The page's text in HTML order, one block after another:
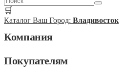
🛒
Каталог Ваш Город: Владивосток
Компания
Покупателям